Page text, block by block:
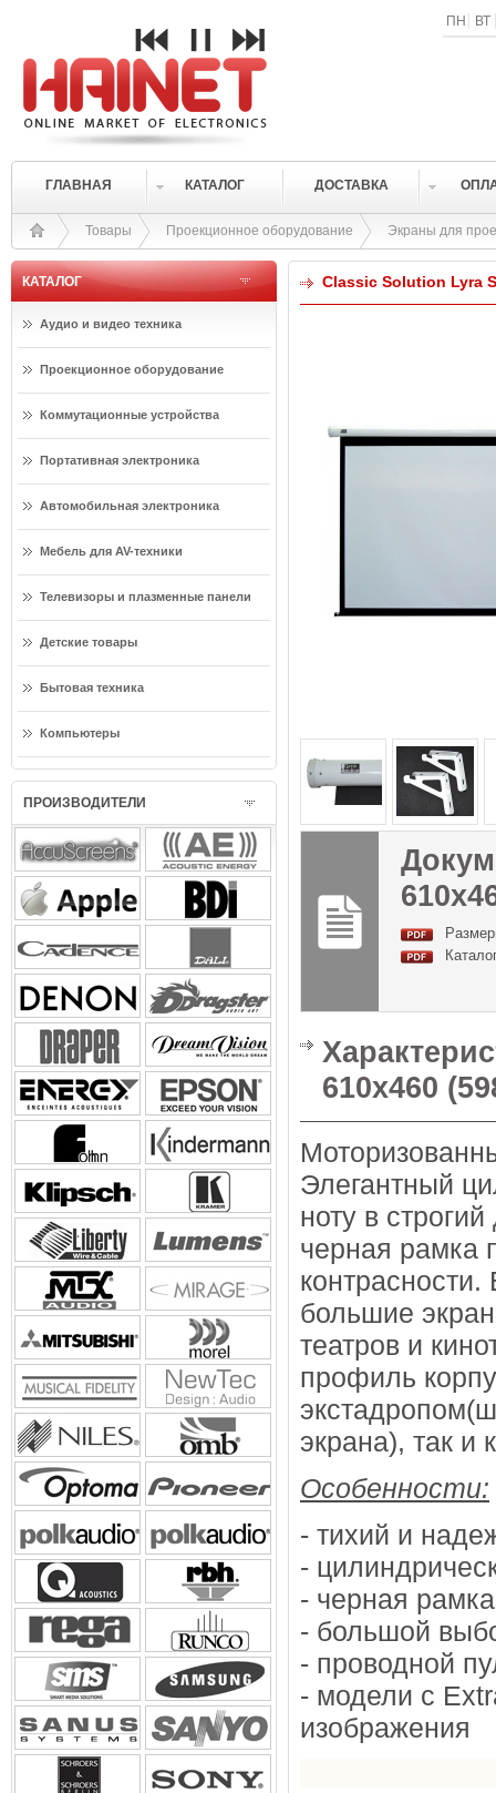
ПН ВТ
ГЛАВНАЯ КАТАЛОГ ДОСТАВКА
Товары Проекционное оборудование Экраны для
КАТАЛОГ
Аудио и видео техника
Проекционное оборудование
Коммутационные устройства
Портативная электроника
Автомобильная электроника
Мебель для AV-техники
Телевизоры и плазменные панели
Детские товары
Бытовая техника
Компьютеры
ПРОИЗВОДИТЕЛИ
Classic Solution Lyra
610x460
Элегантный
ноту в
черная рамка
большие
театров и
профиль
экрана), так и
Особенности:
- тихий и
-
- черная
- большой
- проводной
- модели с
изображения